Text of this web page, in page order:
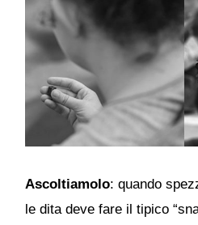
Ascoltiamolo: quando
le dita deve fare il tipico